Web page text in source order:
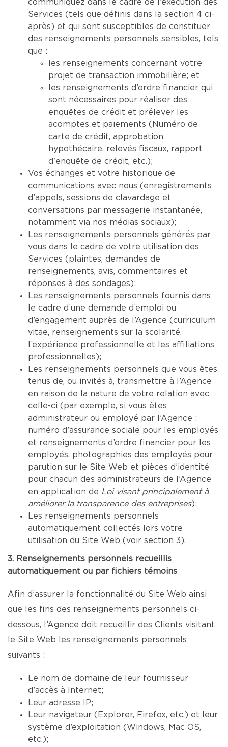
communiquez dans le cadre de l’exécution des
Services (tels que définis dans la section 4 ci-
après) et qui sont susceptibles de constituer
des renseignements personnels sensibles, tels
que :
les renseignements concernant votre
projet de transaction immobilière; et
les renseignements d’ordre financier qui
sont nécessaires pour réaliser des
enquêtes de crédit et prélever les
acomptes et paiements (Numéro de
carte de crédit, approbation
hypothécaire, relevés fiscaux, rapport
d'enquête de crédit, etc.);
Vos échanges et votre historique de
communications avec nous (enregistrements
d’appels, sessions de clavardage et
conversations par messagerie instantanée,
notamment via nos médias sociaux);
Les renseignements personnels générés par
vous dans le cadre de votre utilisation des
Services (plaintes, demandes de
renseignements, avis, commentaires et
réponses à des sondages);
Les renseignements personnels fournis dans
le cadre d’une demande d’emploi ou
d’engagement auprès de l’Agence (curriculum
vitae, renseignements sur la scolarité,
l’expérience professionnelle et les affiliations
professionnelles);
Les renseignements personnels que vous êtes
tenus de, ou invités à, transmettre à l’Agence
en raison de la nature de votre relation avec
celle-ci (par exemple, si vous êtes
administrateur ou employé par l’Agence :
numéro d’assurance sociale pour les employés
et renseignements d’ordre financier pour les
employés, photographies des employés pour
parution sur le Site Web et pièces d’identité
pour chacun des administrateurs de l’Agence
en application de Loi visant principalement à
améliorer la transparence des entreprises);
Les renseignements personnels
automatiquement collectés lors votre
utilisation du Site Web (voir section 3).
3. Renseignements personnels recueillis
automatiquement ou par fichiers témoins
Afin d’assurer la fonctionnalité du Site Web ainsi
que les fins des renseignements personnels ci-
dessous, l’Agence doit recueillir des Clients visitant
le Site Web les renseignements personnels
suivants :
Le nom de domaine de leur fournisseur
d’accès à Internet;
Leur adresse IP;
Leur navigateur (Explorer, Firefox, etc.) et leur
système d’exploitation (Windows, Mac OS,
etc.);